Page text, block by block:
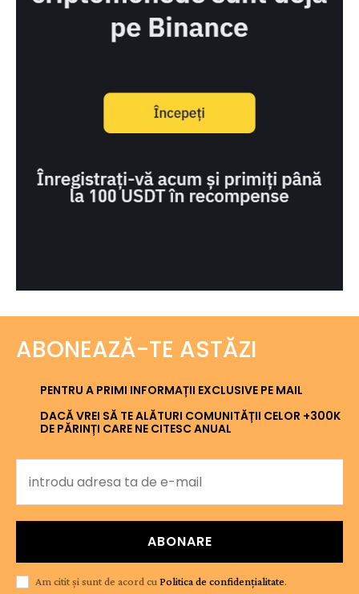
ABONEAZĂ-TE ASTĂZI
PENTRU A PRIMI INFORMAȚII EXCLUSIVE PE MAIL
DACĂ VREI SĂ TE ALĂTURI COMUNITĂȚII CELOR +300K
DE PĂRINȚI CARE NE CITESC ANUAL
ABONARE
Am citit și sunt de acord cuPolitica de confidențialitate.